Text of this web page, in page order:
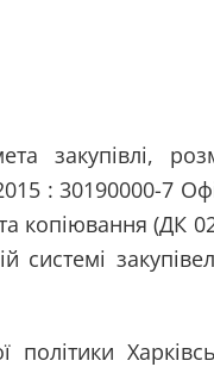
закупівлі,
: 30190000-7
копіювання (ДК